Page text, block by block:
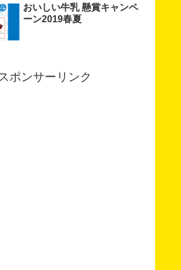
おいしい牛乳 懸賞キャンペ
ーン2019春夏
スポンサーリンク